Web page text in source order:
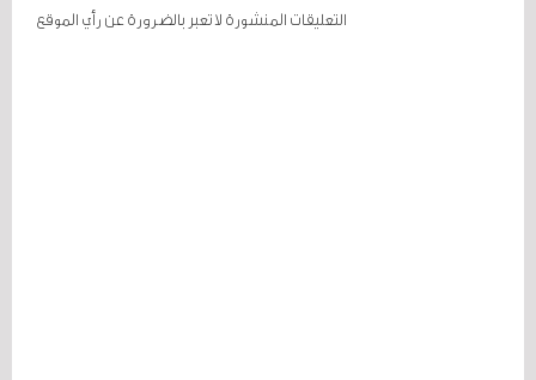
التعليقات المنشورة لا تعبر بالضرورة عن رأي الموقع